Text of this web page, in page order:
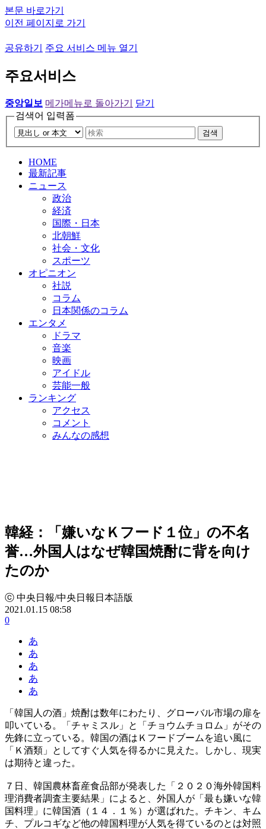
본문 바로가기
이전 페이지로 가기
공유하기 주요 서비스 메뉴 열기
주요서비스
중앙일보 메가메뉴로 돌아가기
닫기
검색어 입력폼
검색
HOME
最新記事
ニュース
政治
経済
国際・日本
北朝鮮
社会・文化
スポーツ
オピニオン
社説
コラム
日本関係のコラム
エンタメ
ドラマ
音楽
映画
アイドル
芸能一般
ランキング
アクセス
コメント
みんなの感想
韓経：「嫌いなＫフード１位」の不名
誉…外国人はなぜ韓国焼酎に背を向け
たのか
ⓒ 中央日報/中央日報日本語版
2021.01.15 08:58
0
あ
あ
あ
あ
あ
「韓国人の酒」焼酎は数年にわたり、グローバル市場の扉を
叩いている。「チャミスル」と「チョウムチョロム」がその
先鋒に立っている。韓国の酒はＫフードブームを追い風に
「Ｋ酒類」としてすぐ人気を得るかに見えた。しかし、現実
は期待と違った。
７日、韓国農林畜産食品部が発表した「２０２０海外韓国料
理消費者調査主要結果」によると、外国人が「最も嫌いな韓
国料理」に韓国酒（１４．１％）が選ばれた。チキン、キム
チ、プルコギなど他の韓国料理が人気を得ているのとは対照